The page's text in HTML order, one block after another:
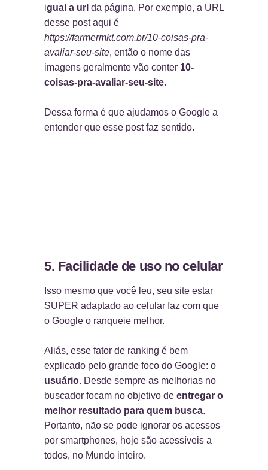
igual a url da página. Por exemplo, a URL
desse post aqui é
https://farmermkt.com.br/10-coisas-pra-
avaliar-seu-site, então o nome das
imagens geralmente vão conter 10-
coisas-pra-avaliar-seu-site.
Dessa forma é que ajudamos o Google a
entender que esse post faz sentido.
5. Facilidade de uso no celular
Isso mesmo que você leu, seu site estar
SUPER adaptado ao celular faz com que
o Google o ranqueie melhor.
Aliás, esse fator de ranking é bem
explicado pelo grande foco do Google: o
usuário. Desde sempre as melhorias no
buscador focam no objetivo de entregar o
melhor resultado para quem busca.
Portanto, não se pode ignorar os acessos
por smartphones, hoje são acessíveis a
todos, no Mundo inteiro.